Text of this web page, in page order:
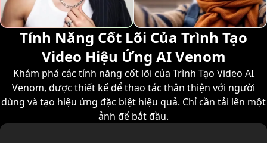
Tính Năng Cốt Lõi Của Trình Tạo
Video Hiệu Ứng AI Venom
Khám phá các tính năng cốt lõi của Trình Tạo Video AI
Venom, được thiết kế để thao tác thân thiện với người
dùng và tạo hiệu ứng đặc biệt hiệu quả. Chỉ cần tải lên một
ảnh để bắt đầu.